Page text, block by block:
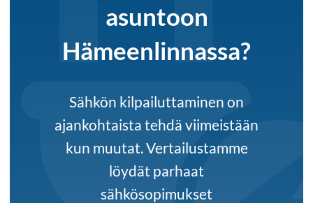
asuntoon
Hämeenlinnassa?
Sähkön kilpailuttaminen on
ajankohtaista tehdä viimeistään
kun muutat. Vertailustamme
löydät parhaat
sähkösopimukset